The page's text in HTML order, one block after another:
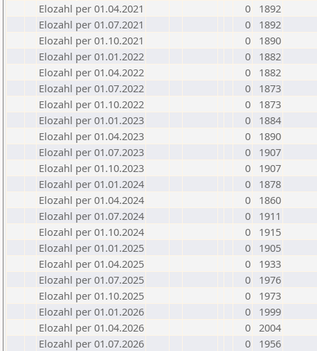
Elozahl per 01.04.2021
0
1892
Elozahl per 01.07.2021
0
1892
Elozahl per 01.10.2021
0
1890
Elozahl per 01.01.2022
0
1882
Elozahl per 01.04.2022
0
1882
Elozahl per 01.07.2022
0
1873
Elozahl per 01.10.2022
0
1873
Elozahl per 01.01.2023
0
1884
Elozahl per 01.04.2023
0
1890
Elozahl per 01.07.2023
0
1907
Elozahl per 01.10.2023
0
1907
Elozahl per 01.01.2024
0
1878
Elozahl per 01.04.2024
0
1860
Elozahl per 01.07.2024
0
1911
Elozahl per 01.10.2024
0
1915
Elozahl per 01.01.2025
0
1905
Elozahl per 01.04.2025
0
1933
Elozahl per 01.07.2025
0
1976
Elozahl per 01.10.2025
0
1973
Elozahl per 01.01.2026
0
1999
Elozahl per 01.04.2026
0 2004
Elozahl per 01.07.2026
0 1956